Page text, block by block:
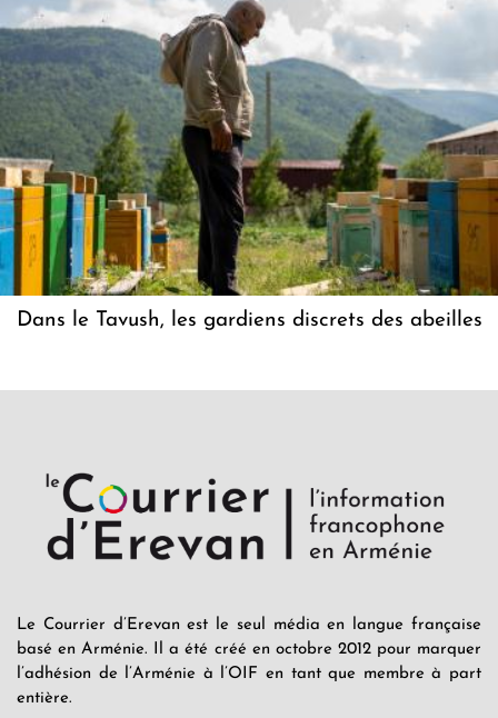
Dans le Tavush, les gardiens discrets des abeilles
Le Courrier d’Erevan est le seul média en langue française
basé en Arménie. Il a été créé en octobre 2012 pour marquer
l’adhésion de l’Arménie à l’OIF en tant que membre à part
entière.